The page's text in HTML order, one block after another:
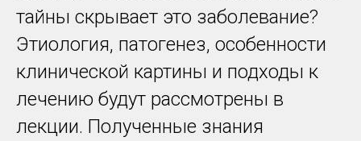
тайны скрывает это заболевание?
Этиология, патогенез, особенности
клинической картины и подходы к
лечению будут рассмотрены в
лекции. Полученные знания